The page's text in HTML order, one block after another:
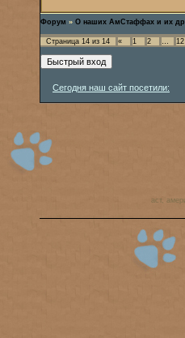
Форум » О наших АмСтаффах и их
Страница 14 из 14 « 1 2 … 12
Сегодня наш сайт посетили:
аст,